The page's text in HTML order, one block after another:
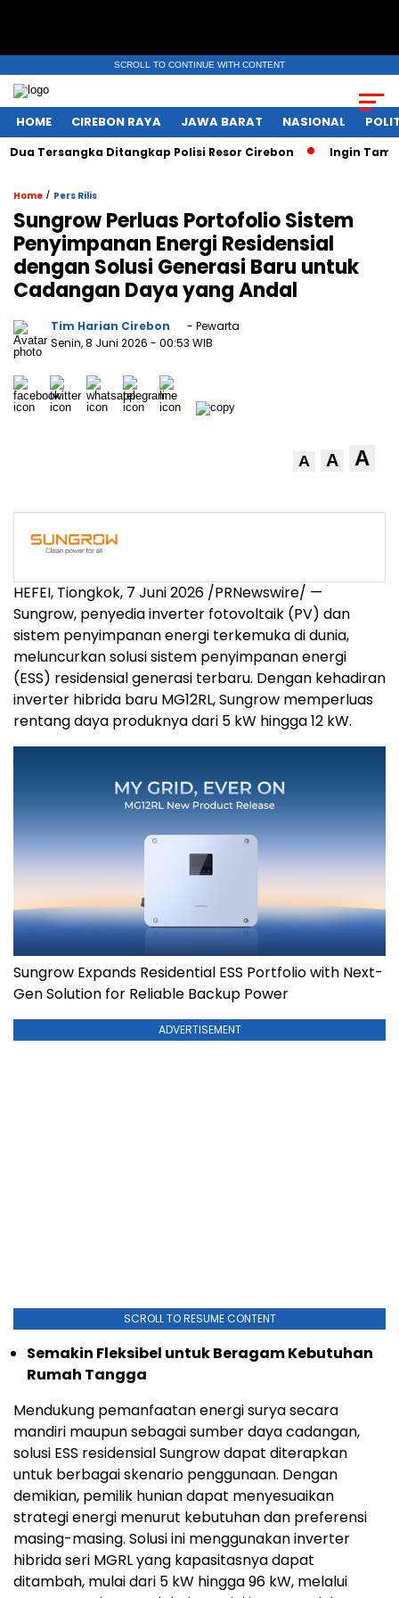
SCROLL TO CONTINUE WITH CONTENT
HOME CIREBON RAYA JAWA BARAT NASIONAL
Tersangka Ditangkap Polisi Resor Cirebon Ingin Tampil di
Home / Pers Rilis
Sungrow Perluas Portofolio Sistem
Penyimpanan Energi Residensial
dengan Solusi Generasi Baru untuk
Cadangan Daya yang Andal
Tim Harian Cirebon
- Pewarta
Senin, 8 Juni 2026 - 00:53 WIB
A A A
HEFEI, Tiongkok, 7 Juni 2026 /PRNewswire/ —
Sungrow, penyedia inverter fotovoltaik (PV) dan
sistem penyimpanan energi terkemuka di dunia,
meluncurkan solusi sistem penyimpanan energi
(ESS) residensial generasi terbaru. Dengan kehadiran
inverter hibrida baru MG12RL, Sungrow memperluas
rentang daya produknya dari 5 kW hingga 12 kW.
Sungrow Expands Residential ESS Portfolio with Next-
Gen Solution for Reliable Backup Power
ADVERTISEMENT
SCROLL TO RESUME CONTENT
Semakin Fleksibel untuk Beragam Kebutuhan
Rumah Tangga
Mendukung pemanfaatan energi surya secara
mandiri maupun sebagai sumber daya cadangan,
solusi ESS residensial Sungrow dapat diterapkan
untuk berbagai skenario penggunaan. Dengan
demikian, pemilik hunian dapat menyesuaikan
strategi energi menurut kebutuhan dan preferensi
masing-masing. Solusi ini menggunakan inverter
hibrida seri MGRL yang kapasitasnya dapat
ditambah, mulai dari 5 kW hingga 96 kW, melalui